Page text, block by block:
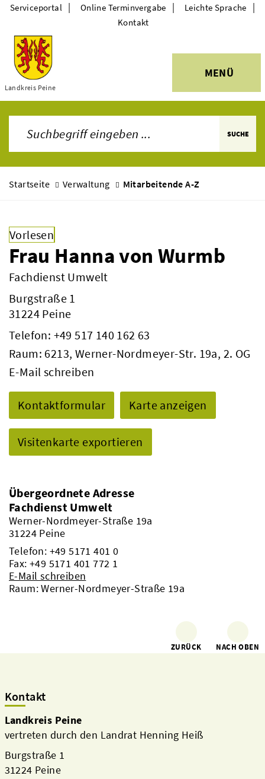
Themen
Landkreis Peine
MENÜ
Serviceportal | Online Terminvergabe | Leichte Sprache |
Kontakt
SUCHE
Startseite Verwaltung Mitarbeitende A-Z
Vorlesen
Frau Hanna von Wurmb
Fachdienst Umwelt
Burgstraße 1
31224 Peine
Telefon: +49 517 140 162 63
Raum: 6213, Werner-Nordmeyer-Str. 19a, 2. OG
E-Mail schreiben
Kontaktformular Karte anzeigen
Visitenkarte exportieren
Übergeordnete Adresse
Fachdienst Umwelt
Werner-Nordmeyer-Straße 19a
31224 Peine
Telefon: +49 5171 401 0
Fax: +49 5171 401 772 1
E-Mail schreiben
Raum: Werner-Nordmeyer-Straße 19a
ZURÜCK NACH OBEN
Kontakt
Landkreis Peine
vertreten durch den Landrat Henning Heiß
Burgstraße 1
31224 Peine